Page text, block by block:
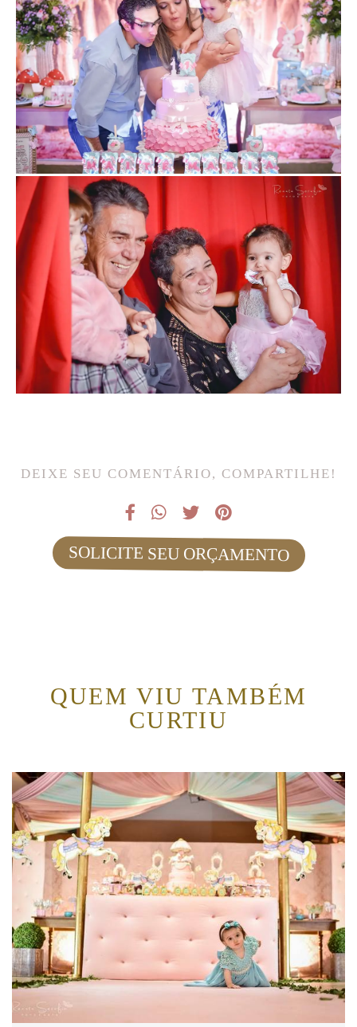
DEIXE SEU COMENTÁRIO, COMPARTILHE!
SOLICITE SEU ORÇAMENTO
QUEM VIU TAMBÉM
CURTIU